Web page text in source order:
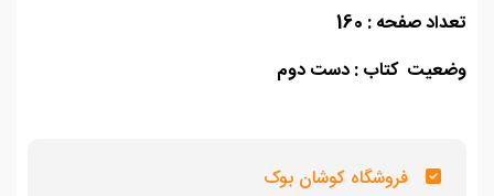
صفحه : 160
کتاب : دست دوم
فروشگاه کوشان بوک